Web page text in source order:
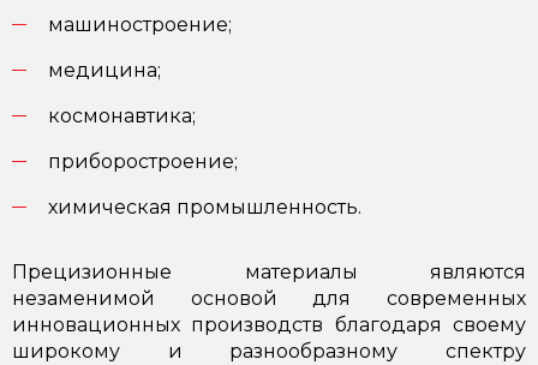
машиностроение;
медицина;
космонавтика;
приборостроение;
химическая промышленность.
Прецизионные материалы являются
незаменимой основой для современных
инновационных производств благодаря своему
широкому и разнообразному спектру